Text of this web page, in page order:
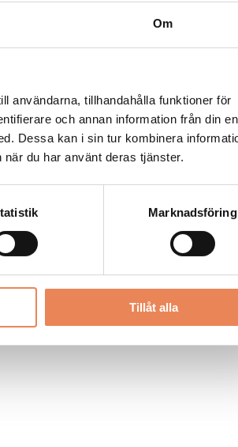
Om
användarna, tillhandahålla funktioner för
och annan information från din
Dessa kan i sin tur kombinera
du har använt deras tjänster.
Marknadsföring
Tillåt alla
Spoon,
118 23